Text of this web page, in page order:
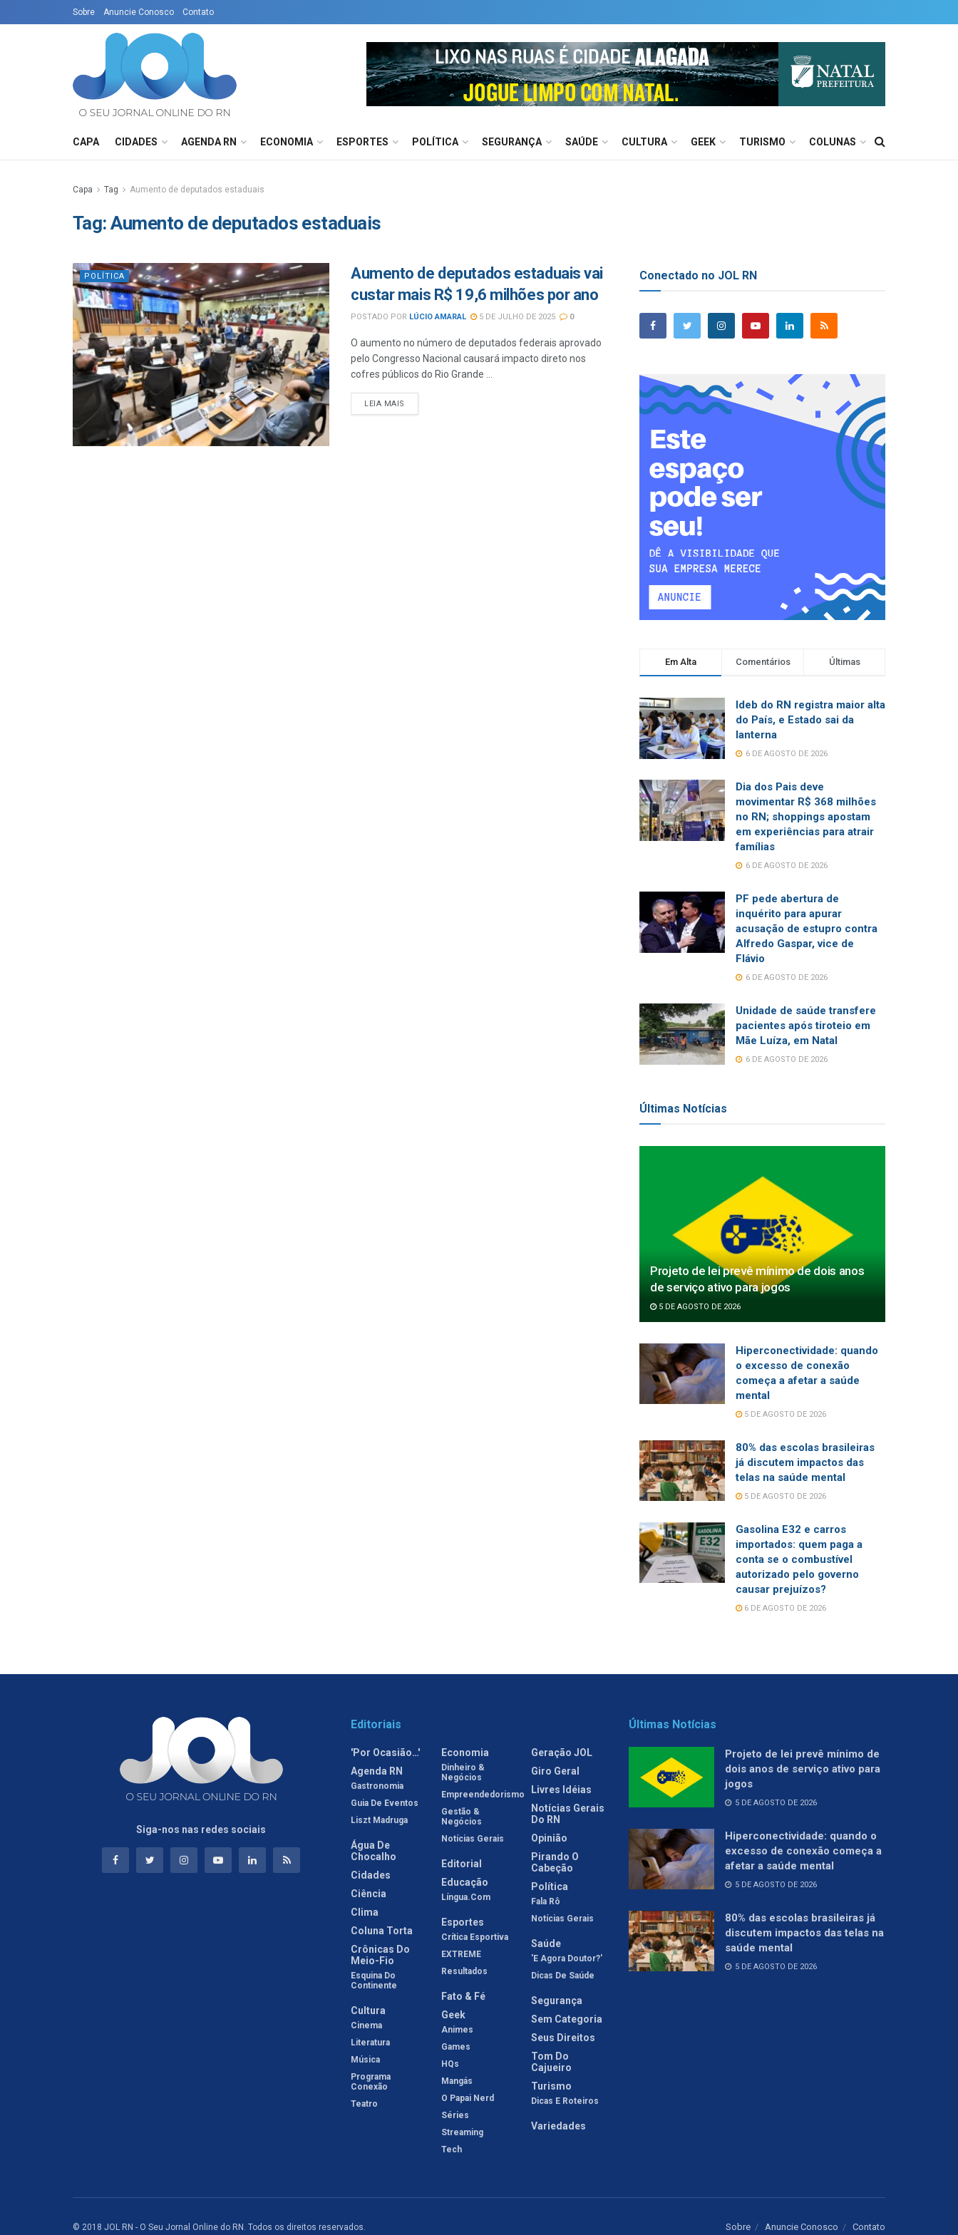
Sobre Anuncie Conosco Contato
CAPA CIDADES AGENDA RN ECONOMIA ESPORTES POLÍTICA SEGURANÇA SAÚDE CULTURA GEEK TURISMO COLUNAS
Capa Tag Aumento de deputados estaduais
Tag:Aumento de deputados estaduais
POLÍTICA
Aumento de deputados estaduais vai
custar mais R$ 19,6 milhões por ano
POSTADO POR LÚCIO AMARAL 5 DE JULHO DE 2025 0
O aumento no número de deputados federais aprovado
pelo Congresso Nacional causará impacto direto nos
cofres públicos do Rio Grande ...
LEIA MAIS
Conectado no JOL RN
Em Alta Comentários Últimas
Ideb do RN registra maior alta
do País, e Estado sai da
lanterna
6 DE AGOSTO DE 2026
Dia dos Pais deve
movimentar R$ 368 milhões
no RN; shoppings apostam
em experiências para atrair
famílias
6 DE AGOSTO DE 2026
PF pede abertura de
inquérito para apurar
acusação de estupro contra
Alfredo Gaspar, vice de
Flávio
6 DE AGOSTO DE 2026
Unidade de saúde transfere
pacientes após tiroteio em
Mãe Luíza, em Natal
6 DE AGOSTO DE 2026
Últimas Notícias
Projeto de lei prevê mínimo de dois anos
de serviço ativo para jogos
5 DE AGOSTO DE 2026
Hiperconectividade: quando
o excesso de conexão
começa a afetar a saúde
mental
5 DE AGOSTO DE 2026
80% das escolas brasileiras
já discutem impactos das
telas na saúde mental
5 DE AGOSTO DE 2026
Gasolina E32 e carros
importados: quem paga a
conta se o combustível
autorizado pelo governo
causar prejuízos?
6 DE AGOSTO DE 2026
Siga-nos nas redes sociais
Editoriais
'Por Ocasião…'
Agenda RN
Gastronomia
Guia De Eventos
Liszt Madruga
Água De
Chocalho
Cidades
Ciência
Clima
Coluna Torta
Crônicas Do
Meio-Fio
Esquina Do
Continente
Cultura
Cinema
Literatura
Música
Programa
Conexão
Teatro
Economia
Dinheiro &
Negócios
Empreendedorismo
Gestão &
Negócios
Notícias Gerais
Editorial
Educação
Língua.com
Esportes
Crítica Esportiva
EXTREME
Resultados
Fato & Fé
Geek
Animes
Games
HQs
Mangás
O Papai Nerd
Séries
Streaming
Tech
Geração JOL
Giro Geral
Livres Idéias
Notícias Gerais
Do RN
Opinião
Pirando O
Cabeção
Política
Fala Rô
Notícias Gerais
Saúde
'E Agora Doutor?'
Dicas De Saúde
Segurança
Sem Categoria
Seus Direitos
Tom Do
Cajueiro
Turismo
Dicas E Roteiros
Variedades
Últimas Notícias
Projeto de lei prevê mínimo de
dois anos de serviço ativo para
jogos
5 DE AGOSTO DE 2026
Hiperconectividade: quando o
excesso de conexão começa a
afetar a saúde mental
5 DE AGOSTO DE 2026
80% das escolas brasileiras já
discutem impactos das telas na
saúde mental
5 DE AGOSTO DE 2026
Sobre Anuncie Conosco Contato
© 2018 JOL RN - O Seu Jornal Online do RN. Todos os direitos reservados.